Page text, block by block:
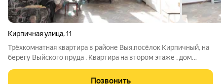
Кирпичная улица,11
Трёхкомнатная квартира в районе Выя,посёлок Кирпичный, на
берегу Выйского пруда . Квартира на втором этаже , дом
земельный участок с обработанный землёй. Туалет на улице ,
Позвонить